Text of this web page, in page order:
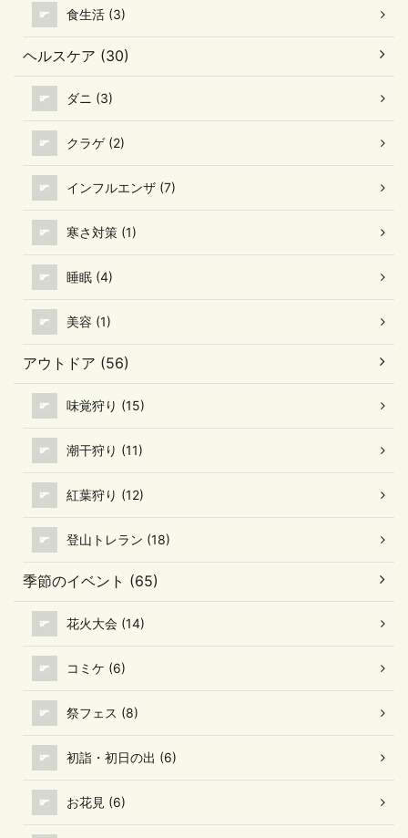
食生活 (3)
ヘルスケア (30)
ダニ (3)
クラゲ (2)
インフルエンザ (7)
寒さ対策 (1)
睡眠 (4)
美容 (1)
アウトドア (56)
味覚狩り (15)
潮干狩り (11)
紅葉狩り (12)
登山トレラン (18)
季節のイベント (65)
花火大会 (14)
コミケ (6)
祭フェス (8)
初詣・初日の出 (6)
お花見 (6)